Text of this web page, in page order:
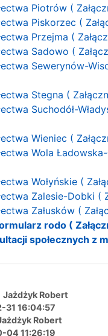
Piotrów (
Piskorzec (
Przejma (
Sadowo (
Sewerynów-
Stegna (
Suchodół-
Wieniec (
Wola
Wołyńskie (
Zalesie-Dobki (
Załusków (
rodo (
społecznych z
Jażdżyk Robert
31 16:04:57
Robert
04 11:26:19